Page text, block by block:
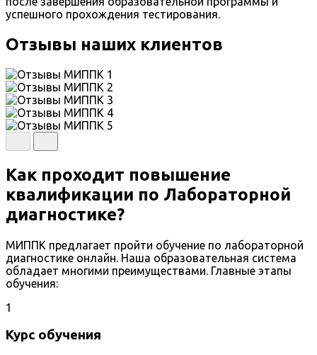
успешного прохождения тестирования.
Отзывы наших клиентов
Как проходит повышение
квалификации по Лабораторной
диагностике?
МИППК предлагает пройти обучение по лабораторной
диагностике онлайн. Наша образовательная система
обладает многими преимуществами. Главные этапы
обучения:
1
Курс обучения